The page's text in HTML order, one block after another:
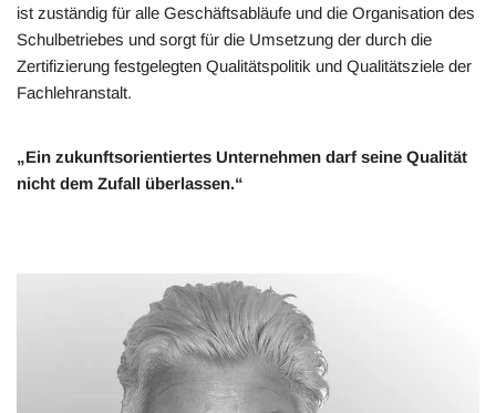
ist zuständig für alle Geschäftsabläufe und die Organisation des
Schulbetriebes und sorgt für die Umsetzung der durch die
Zertifizierung festgelegten Qualitätspolitik und Qualitätsziele der
Fachlehranstalt.
„Ein zukunftsorientiertes Unternehmen darf seine Qualität
nicht dem Zufall überlassen.“